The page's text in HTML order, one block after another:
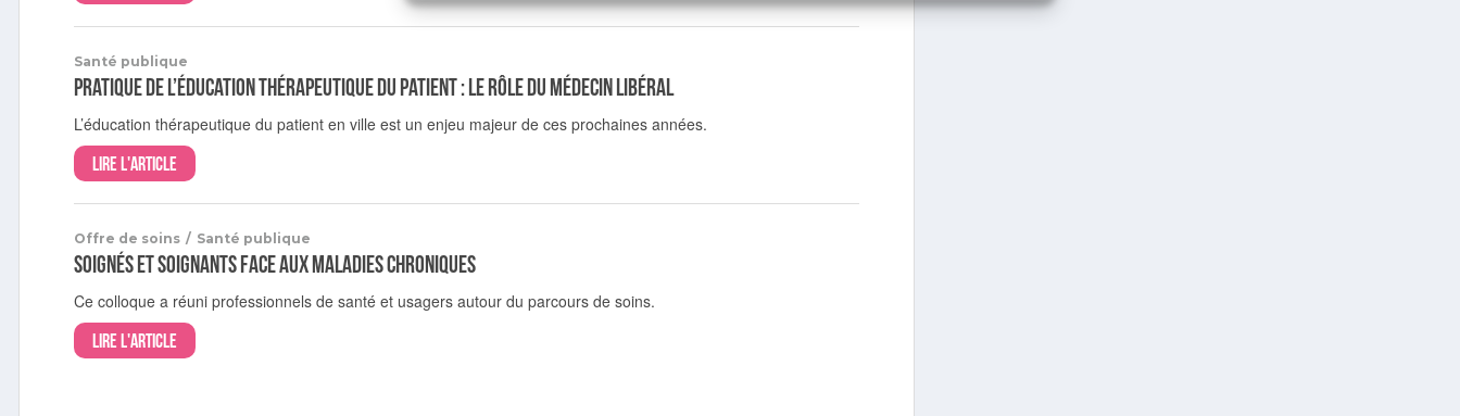
Santé publique
Pratique de l’Éducation Thérapeutique du Patient : le rôle du médecin libéral
L’éducation thérapeutique du patient en ville est un enjeu majeur de ces prochaines années.
Lire l'article
Offre de soins / Santé publique
Soignés et soignants face aux maladies chroniques
Ce colloque a réuni professionnels de santé et usagers autour du parcours de soins.
Lire l'article